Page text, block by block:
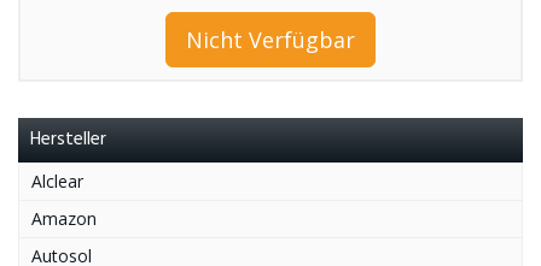
Nicht Verfügbar
Hersteller
Alclear
Amazon
Autosol